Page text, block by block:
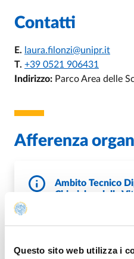
Questo sito web utilizza i
Contatti
E. laura.filonzi@unipr.it
T. +39 0521 906431
Indirizzo: Parco Area delle
Afferenza
Ambito Tecnico
Chimiche, della
VAI ALLA SCHEDA DI